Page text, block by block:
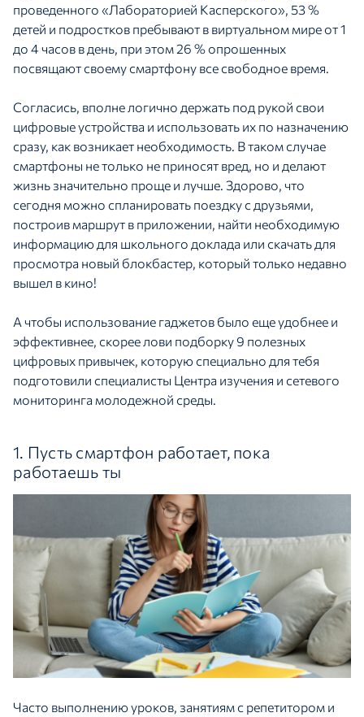
проведенного «Лабораторией Касперского», 53 %
детей и подростков пребывают в виртуальном мире от 1
до 4 часов в день, при этом 26 % опрошенных
посвящают своему смартфону все свободное время.
Согласись, вполне логично держать под рукой свои
цифровые устройства и использовать их по назначению
сразу, как возникает необходимость. В таком случае
смартфоны не только не приносят вред, но и делают
жизнь значительно проще и лучше. Здорово, что
сегодня можно спланировать поездку с друзьями,
построив маршрут в приложении, найти необходимую
информацию для школьного доклада или скачать для
просмотра новый блокбастер, который только недавно
вышел в кино!
А чтобы использование гаджетов было еще удобнее и
эффективнее, скорее лови подборку 9 полезных
цифровых привычек, которую специально для тебя
подготовили специалисты Центра изучения и сетевого
мониторинга молодежной среды.
1. Пусть смартфон работает, пока
работаешь ты
Часто выполнению уроков, занятиям с репетитором и